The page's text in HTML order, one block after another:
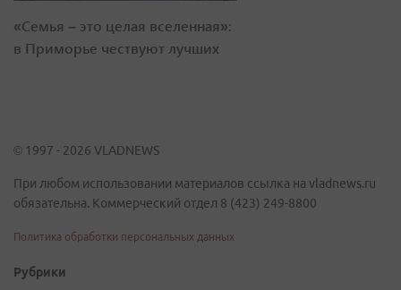
«Семья – это целая вселенная»:
в Приморье чествуют лучших
© 1997 - 2026 VLADNEWS
При любом использовании материалов ссылка на vladnews.ru
обязательна. Коммерческий отдел 8 (423) 249-8800
Политика обработки персональных данных
Рубрики